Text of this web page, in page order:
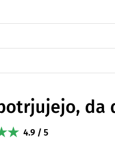
da
4.9 / 5